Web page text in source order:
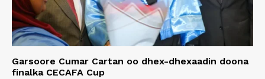
Garsoore Cumar Cartan oo dhex-dhexaadin doona
finalka CECAFA Cup